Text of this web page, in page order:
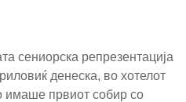
сениорска репрезентација
денеска, во хотелот
имаше првиот собир со